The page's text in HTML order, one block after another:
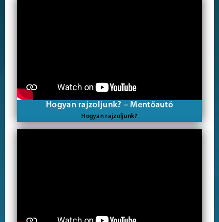
Hogyan rajzoljunk? – Mentőautó
Hogyan rajzoljunk?